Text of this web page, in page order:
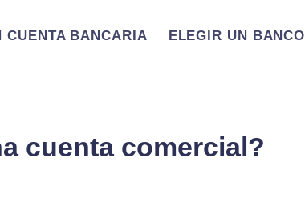
CUENTA BANCARIA ELEGIR UN BANCO
cuenta comercial?